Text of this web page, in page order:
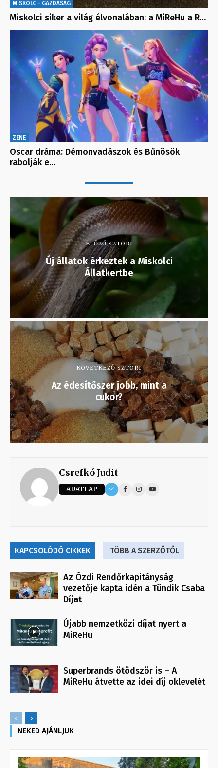
MISKOLC - GAZDASÁG
Miskolci siker a világ élvonalában: a MiReHu a R…
ZENE
Oscar dráma: Démonvadászok és Bűnösök
rabolják e…
ELŐZŐ SZTORI
Új állatok érkeztek a Miskolci
Állatkertbe
KÖVETKEZŐ SZTORI
Az édesítőszer jobb, mint a
cukor?
Csrefkó Judit
ADATLAP
KAPCSOLÓDÓ CIKKEK TÖBB A SZERZŐTŐL
Az Ózdi Rendőrkapitányság
vezetője kapta idén a Tündik Csaba
Díjat
Újabb nemzetközi díjat nyert a
MiReHu
Superbrands ötödször is – A
MiReHu átvette az idei díj oklevelét
NEKED AJÁNLJUK